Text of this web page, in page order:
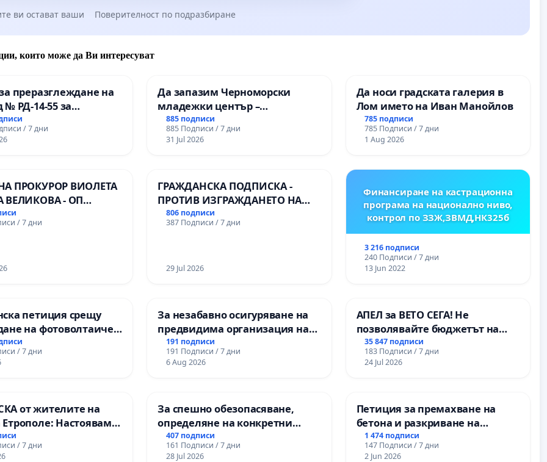
ви остават ваши Поверителност по подразбиране
които може да Ви интересуват
преразглеждане на
№ РД-14-55 за
на
гимназия по
технологии в
/ 7 дни
Да запазим Черноморски
младежки център –
пространство за младите на
Варна
885 подписи
885 Подписи / 7 дни
31 Jul 2026
Да носи градската галерия в
Лом името на Иван Манойлов
785 подписи
785 Подписи / 7 дни
1 Aug 2026
ПРОКУРОР ВИОЛЕТА
ВЕЛИКОВА - ОП
/ 7 дни
ГРАЖДАНСКА ПОДПИСКА -
ПРОТИВ ИЗГРАЖДАНЕТО НА
ВЪЖЕНА ЛИНИЯ (ЛИФТ) НА
ТЕРИТОРИЯТА НА ПРИРОДНА
(БУНАРДЖИК)
806 подписи
387 Подписи / 7 дни
29 Jul 2026
Финансиране на кастрационна
програма на национално ниво,
контрол по ЗЗЖ,ЗВМД,НК325б
3 216 подписи
240 Подписи / 7 дни
13 Jun 2022
петиция срещу
на фотоволтаичен
общ. Радомир
/ 7 дни
За незабавно осигуряване на
предвидима организация на
учебния процес и гарантиране
на правото на равнопоставено
и качествено образование на
гимназия „
191 подписи
191 Подписи / 7 дни
6 Aug 2026
АПЕЛ за ВЕТО СЕГА! Не
позволявайте бюджетът на
Радев да открадне парите и
правата ни в тъмното
35 847 подписи
183 Подписи / 7 дни
24 Jul 2026
от жителите на
Настояваме
гаранции от “Елаците-
и от държавата, че ще
/ 7 дни
За спешно обезопасяване,
определяне на конкретни
срокове и извършване на
цялостна рехабилитация на
407 подписи
161 Подписи / 7 дни
28 Jul 2026
Петиция за премахване на
бетона и разкриване на
античното сърце на
Могиланската могила във
1 474 подписи
147 Подписи / 7 дни
2 Jun 2026